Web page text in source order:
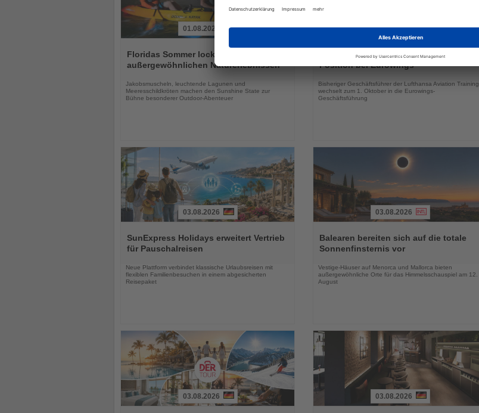
Sie
die
Nachrichten
01.08.2026
Floridas Sommer lockt mit drei
außergewöhnlichen Naturerlebnissen
Jakobsmuscheln, leuchtende Lagunen und
Meeresschildkröten machen den Sunshine State zur
Bühne besonderer Outdoor-Abenteuer
01.08.2026
Matthias Spohr übernimmt COO-
Position bei Eurowings
Bisheriger Geschäftsführer der Lufthansa Aviation Training
wechselt zum 1. Oktober in die Eurowings-
Geschäftsführung
Sie
die
03.08.2026
SunExpress Holidays erweitert Vertrieb
für Pauschalreisen
Neue Plattform verbindet klassische Urlaubsreisen mit
flexiblen Familienbesuchen in einem abgesicherten
Reisepaket
Sie
die
03.08.2026
Balearen bereiten sich auf die totale
Sonnenfinsternis vor
Vestige-Häuser auf Menorca und Mallorca bieten
außergewöhnliche Orte für das Himmelsschauspiel am 12.
August
03.08.2026 03.08.2026